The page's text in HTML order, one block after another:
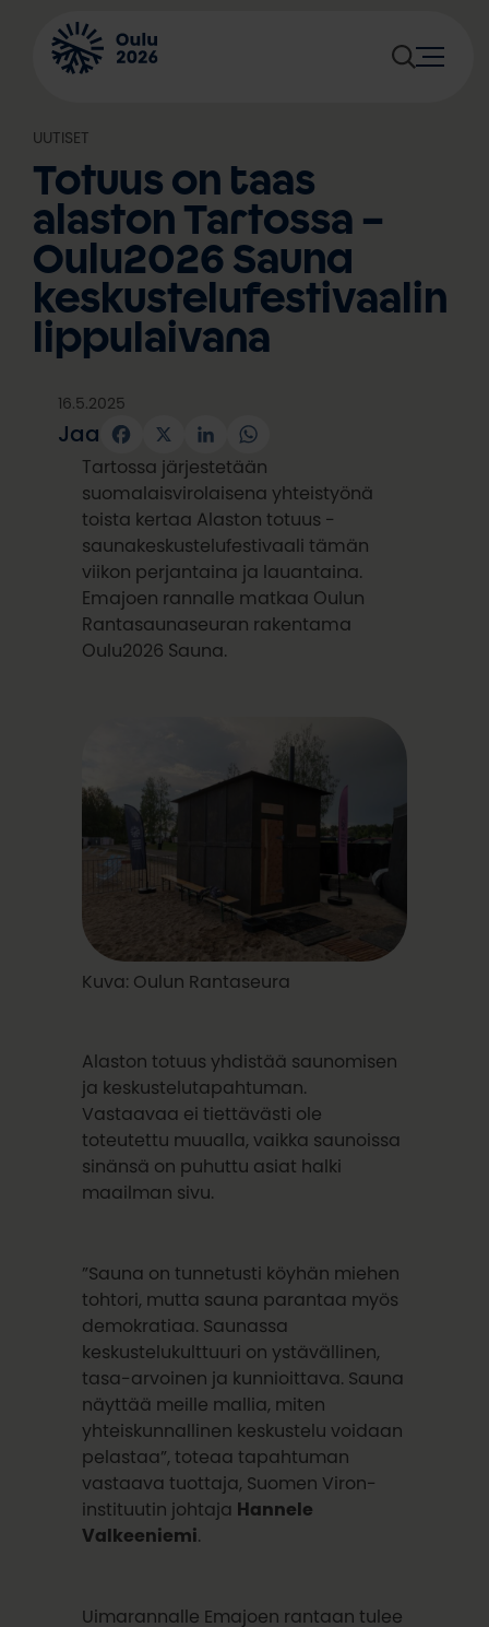
sisältöön
UUTISET
Totuus on taas
alaston Tartossa –
Oulu2026 Sauna
keskustelufestivaalin
lippulaivana
16.5.2025
Jaa Facebook
X LinkedInWhatsApp
Tartossa järjestetään
suomalaisvirolaisena yhteistyönä
toista kertaa Alaston totuus -
saunakeskustelufestivaali tämän
viikon perjantaina ja lauantaina.
Emajoen rannalle matkaa Oulun
Rantasaunaseuran rakentama
Oulu2026 Sauna.
Kuva: Oulun Rantaseura
Alaston totuus yhdistää saunomisen
ja keskustelutapahtuman.
Vastaavaa ei tiettävästi ole
toteutettu muualla, vaikka saunoissa
sinänsä on puhuttu asiat halki
maailman sivu.
”Sauna on tunnetusti köyhän miehen
tohtori, mutta sauna parantaa myös
demokratiaa. Saunassa
keskustelukulttuuri on ystävällinen,
tasa-arvoinen ja kunnioittava. Sauna
näyttää meille mallia, miten
yhteiskunnallinen keskustelu voidaan
pelastaa”, toteaa tapahtuman
vastaava tuottaja, Suomen Viron-
instituutin johtaja Hannele
Valkeeniemi.
Uimarannalle Emajoen rantaan tulee